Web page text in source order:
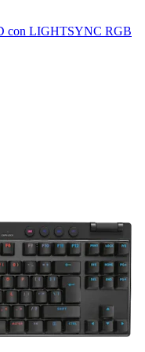
con LIGHTSYNC RGB